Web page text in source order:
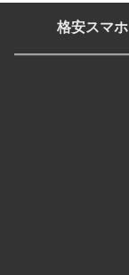
格安スマホ